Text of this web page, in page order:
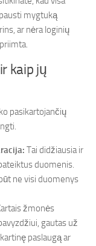
mygtuką
ar nėra loginių
kaip jų
pasikartojančių
Tai didžiausia ir
duomenis.
ne visi duomenys
žmonės
gautas už
paslaugą ar